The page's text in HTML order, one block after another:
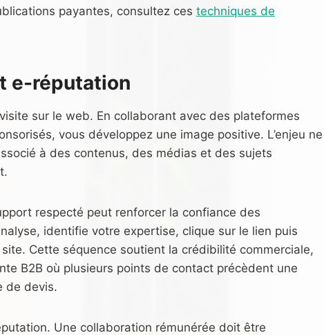
payantes, consultez ces techniques de
e-réputation
sur le web. En collaborant avec des plateformes
vous développez une image positive. L’enjeu ne
à des contenus, des médias et des sujets
respecté peut renforcer la confiance des
identifie votre expertise, clique sur le lien puis
Cette séquence soutient la crédibilité commerciale,
B2B où plusieurs points de contact précèdent une
de devis.
Une collaboration rémunérée doit être